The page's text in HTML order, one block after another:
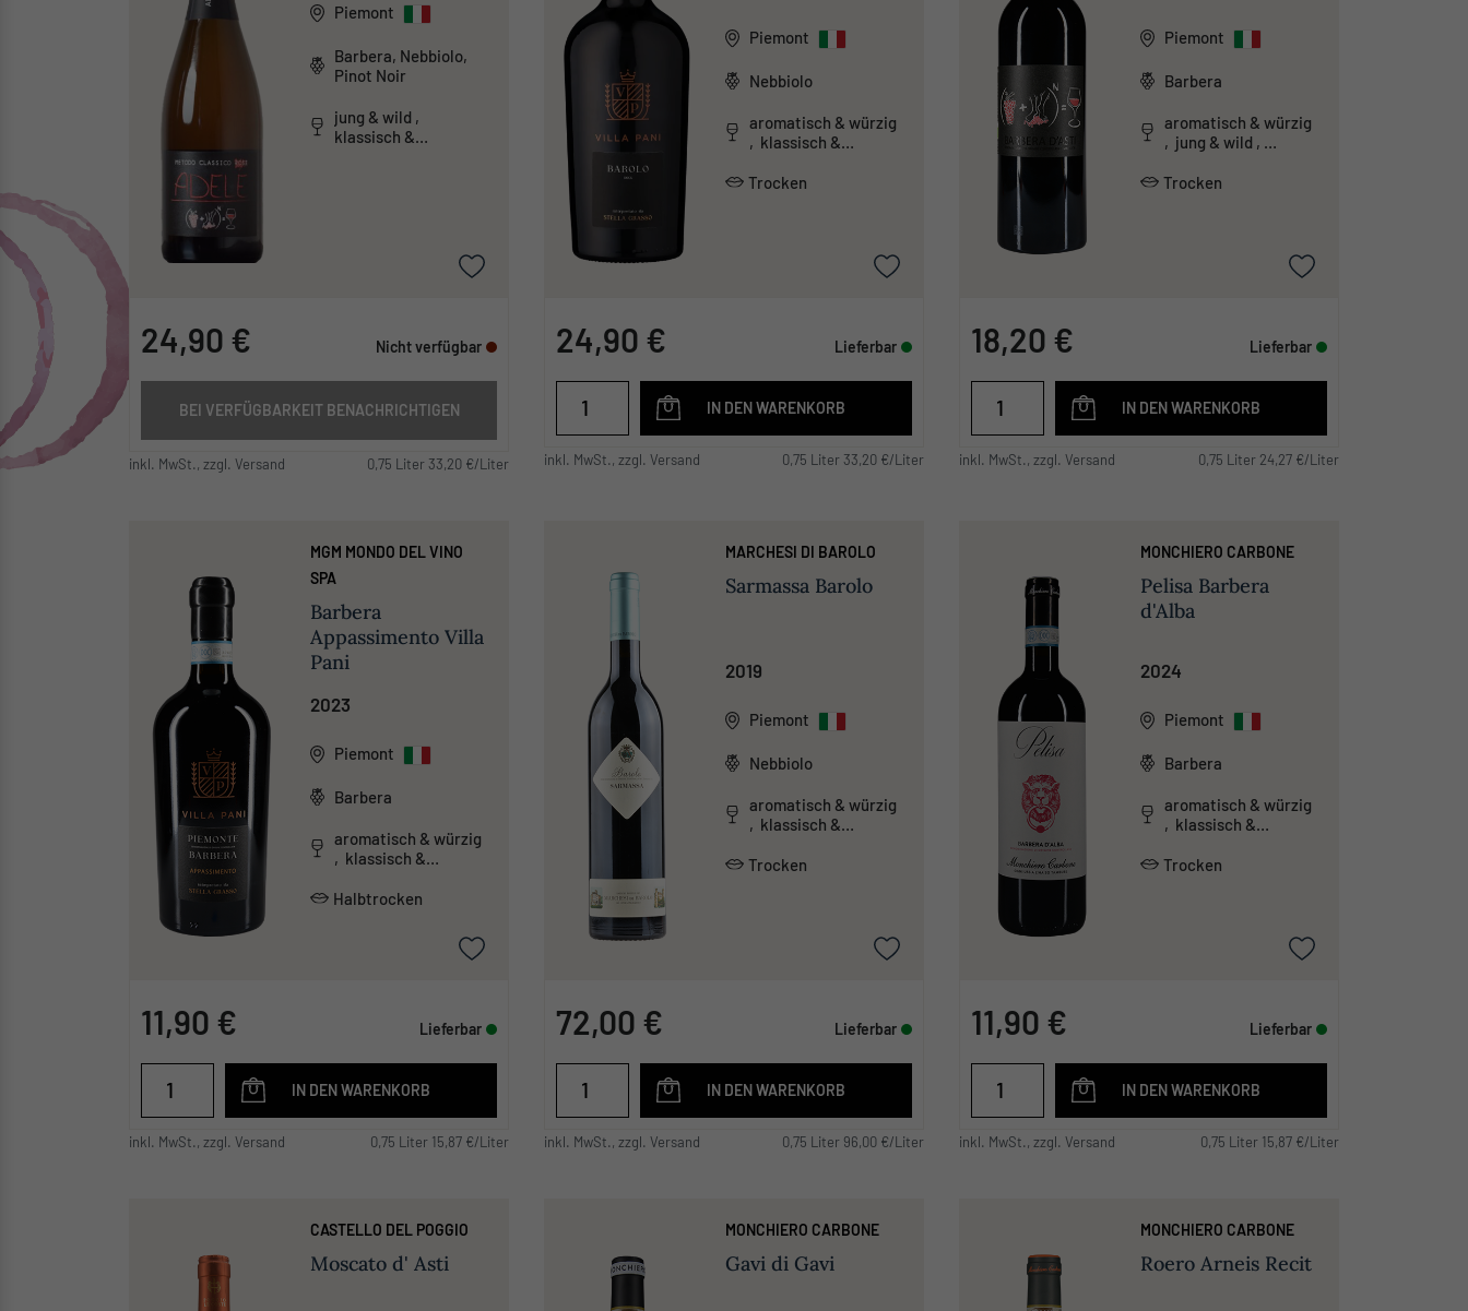
Piemont
Barbera, Nebbiolo,
Pinot Noir
jung & wild ,
klassisch &
24,90 € Nicht verfügbar
BEI VERFÜGBARKEIT BENACHRICHTIGEN
inkl. MwSt., zzgl. Versand 0,75 Liter 33,20 €/Liter
Piemont
Nebbiolo
aromatisch & würzig
, klassisch &
tanninreich & schwer
Trocken
24,90 € Lieferbar
IN DEN WARENKORB
inkl. MwSt., zzgl. Versand 0,75 Liter 33,20 €/Liter
Piemont
Barbera
aromatisch & würzig
, jung & wild ,
traditionell
Trocken
18,20 € Lieferbar
IN DEN WARENKORB
inkl. MwSt., zzgl. Versand 0,75 Liter 24,27 €/Liter
MGM MONDO DEL VINO
SPA
Barbera
Appassimento Villa
Pani
2023
Piemont
Barbera
aromatisch & würzig
, klassisch &
säurearm
Halbtrocken
11,90 € Lieferbar
IN DEN WARENKORB
inkl. MwSt., zzgl. Versand 0,75 Liter 15,87 €/Liter
MARCHESI DI BAROLO
Sarmassa Barolo
2019
Piemont
Nebbiolo
aromatisch & würzig
, klassisch &
tanninreich & schwer
Trocken
72,00 € Lieferbar
IN DEN WARENKORB
inkl. MwSt., zzgl. Versand 0,75 Liter 96,00 €/Liter
MONCHIERO CARBONE
Pelisa Barbera
d'Alba
2024
Piemont
Barbera
aromatisch & würzig
, klassisch &
Trocken
11,90 € Lieferbar
IN DEN WARENKORB
inkl. MwSt., zzgl. Versand 0,75 Liter 15,87 €/Liter
CASTELLO DEL POGGIO
Moscato d' Asti
MONCHIERO CARBONE
Gavi di Gavi
MONCHIERO CARBONE
Roero Arneis Recit